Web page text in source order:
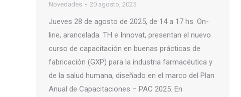
Novedades 20 agosto, 2025
Jueves 28 de agosto de 2025, de 14 a 17 hs. On-
line, arancelada. TH e Innovat, presentan el nuevo
curso de capacitación en buenas prácticas de
fabricación (GXP) para la industria farmacéutica y
de la salud humana, diseñado en el marco del Plan
Anual de Capacitaciones – PAC 2025. En